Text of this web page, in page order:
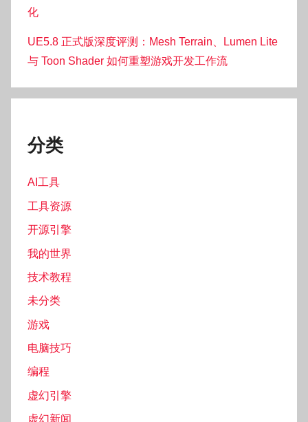
化
UE5.8 正式版深度评测：Mesh Terrain、Lumen Lite
与 Toon Shader 如何重塑游戏开发工作流
分类
AI工具
工具资源
开源引擎
我的世界
技术教程
未分类
游戏
电脑技巧
编程
虚幻引擎
虚幻新闻